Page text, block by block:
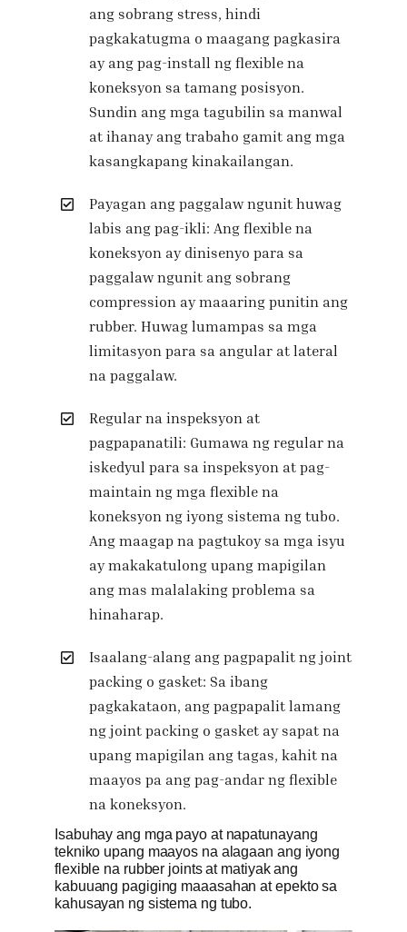
ang sobrang stress, hindi
pagkakatugma o maagang pagkasira
ay ang pag-install ng flexible na
koneksyon sa tamang posisyon.
Sundin ang mga tagubilin sa manwal
at ihanay ang trabaho gamit ang mga
kasangkapang kinakailangan.
Payagan ang paggalaw ngunit huwag
labis ang pag-ikli: Ang flexible na
koneksyon ay dinisenyo para sa
paggalaw ngunit ang sobrang
compression ay maaaring punitin ang
rubber. Huwag lumampas sa mga
limitasyon para sa angular at lateral
na paggalaw.
Regular na inspeksyon at
pagpapanatili: Gumawa ng regular na
iskedyul para sa inspeksyon at pag-
maintain ng mga flexible na
koneksyon ng iyong sistema ng tubo.
Ang maagap na pagtukoy sa mga isyu
ay makakatulong upang mapigilan
ang mas malalaking problema sa
hinaharap.
Isaalang-alang ang pagpapalit ng joint
packing o gasket: Sa ibang
pagkakataon, ang pagpapalit lamang
ng joint packing o gasket ay sapat na
upang mapigilan ang tagas, kahit na
maayos pa ang pag-andar ng flexible
na koneksyon.
Isabuhay ang mga payo at napatunayang
tekniko upang maayos na alagaan ang iyong
flexible na rubber joints at matiyak ang
kabuuang pagiging maaasahan at epekto sa
kahusayan ng sistema ng tubo.